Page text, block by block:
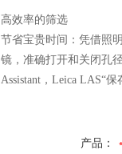
高效率的筛选
节省宝贵时间：凭借照
镜，准确打开和关闭孔
Assistant ， Leica LAS“保
产品：